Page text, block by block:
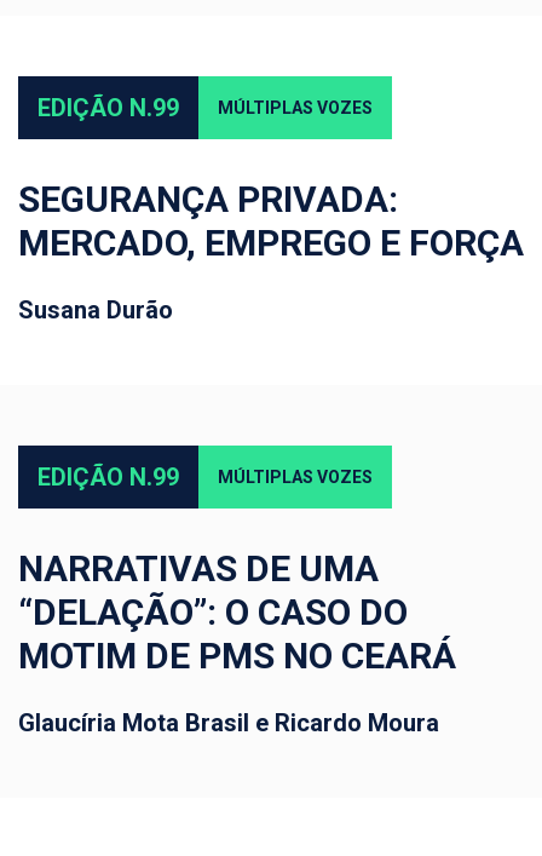
EDIÇÃO N.99 MÚLTIPLAS VOZES
SEGURANÇA PRIVADA:
MERCADO, EMPREGO E FORÇA
Susana Durão
EDIÇÃO N.99 MÚLTIPLAS VOZES
NARRATIVAS DE UMA
“DELAÇÃO”: O CASO DO
MOTIM DE PMS NO CEARÁ
Glaucíria Mota Brasil e Ricardo Moura